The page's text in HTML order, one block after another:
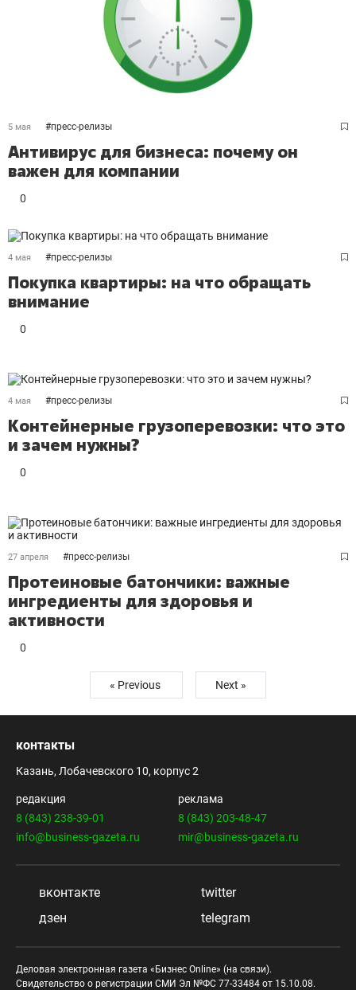
5 мая #пресс-релизы
Антивирус для бизнеса: почему он
важен для компании
0
4 мая #пресс-релизы
Покупка квартиры: на что обращать
внимание
0
4 мая #пресс-релизы
Контейнерные грузоперевозки: что это
и зачем нужны?
0
27 апреля #пресс-релизы
Протеиновые батончики: важные
ингредиенты для здоровья и
активности
0
« Previous Next »
контакты
Казань, Лобачевского 10, корпус 2
редакция
8 (843) 238-39-01
info@business-gazeta.ru
реклама
8 (843) 203-48-47
mir@business-gazeta.ru
вконтакте
twitter
дзен
telegram
Деловая электронная газета «Бизнес Online» (на связи).
Свидетельство о регистрации СМИ Эл №ФС 77-33484 от 15.10.08.